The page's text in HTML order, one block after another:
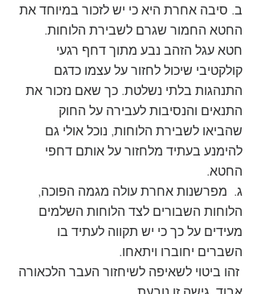
ב. סיבה אחרת היא כי יש לזכור במיוחד את
החטא החמור שגרם לשבירת הלוחות.
חטא עגל הזהב נבע מתוך דחף רגעי
קולקטיבי שיכול לחזור על עצמו כדגם
התנהגות בלתי נשלטת. כך שאם נזכור את
התנאים והנסיבות לעבירה על החוק
שהביאו לשבירת הלוחות, נוכל אולי גם
להימנע בעתיד מלחזור על אותם דחפי
החטא.
ג.  מפרשנות אחרת עולה מגמה הפוכה,
הלוחות השבורים לצד הלוחות השלמים
מעידים על כך כי יש תקווה לעתיד בו
השברים יחוברו ויתאחו.
זהו ביטוי לשאיפה לשיחזור העבר הלכאורה